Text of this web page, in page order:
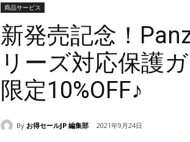
商品サービス
新発売記念！
リーズ対応保護
限定10%OFF♪
By お得セールJP 編集部 2021年9月24日